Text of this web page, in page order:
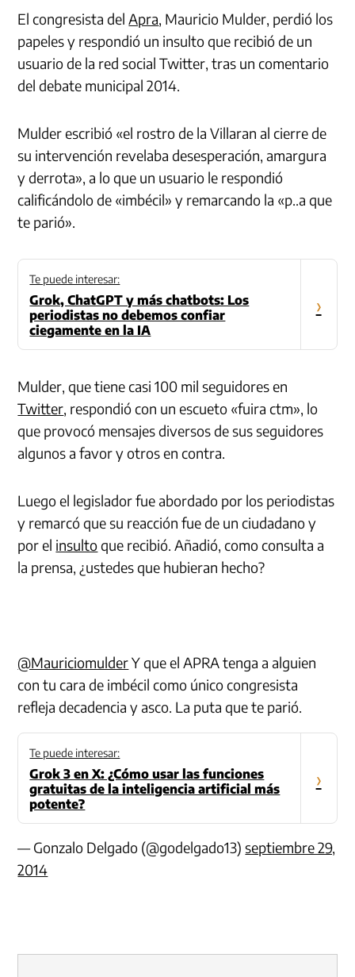
El congresista delApra, Mauricio Mulder, perdió los
papeles y respondió un insulto que recibió de un
usuario de la red social Twitter, tras un comentario
del debate municipal 2014.
Mulder escribió «el rostro de la Villaran al cierre de
su intervención revelaba desesperación, amargura
y derrota», a lo que un usuario le respondió
calificándolo de «imbécil» y remarcando la «p..a que
te parió».
Te puede interesar:
Grok, ChatGPT y más chatbots: Los
periodistas no debemos confiar
ciegamente en la IA
›
Mulder, que tiene casi 100 mil seguidores en
Twitter, respondió con un escueto «fuira ctm», lo
que provocó mensajes diversos de sus seguidores
algunos a favor y otros en contra.
Luego el legislador fue abordado por los periodistas
y remarcó que su reacción fue de un ciudadano y
por el insultoque recibió. Añadió, como consulta a
la prensa, ¿ustedes que hubieran hecho?
@MauriciomulderY que el APRA tenga a alguien
con tu cara de imbécil como único congresista
refleja decadencia y asco. La puta que te parió.
Te puede interesar:
Grok 3 en X: ¿Cómo usar las funciones
gratuitas de la inteligencia artificial más
potente?
›
— Gonzalo Delgado (@godelgado13)septiembre 29,
2014